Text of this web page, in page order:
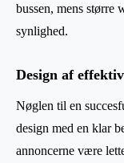
bussen, mens større
synlighed.
Design af
Nøglen til en
design med en klar
annoncerne være